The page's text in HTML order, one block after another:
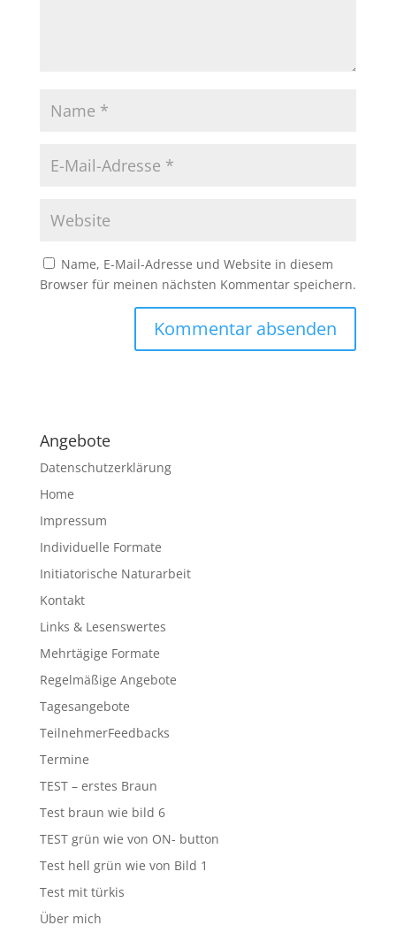
Name, E-Mail-Adresse und Website in diesem
Browser für meinen nächsten Kommentar speichern.
r
n
t
i
v
Angebote
Datenschutzerklärung
Home
Impressum
Individuelle Formate
Initiatorische Naturarbeit
Kontakt
Links & Lesenswertes
Mehrtägige Formate
Regelmäßige Angebote
Tagesangebote
TeilnehmerFeedbacks
Termine
TEST – erstes Braun
Test braun wie bild 6
TEST grün wie von ON- button
Test hell grün wie von Bild 1
Test mit türkis
Über mich